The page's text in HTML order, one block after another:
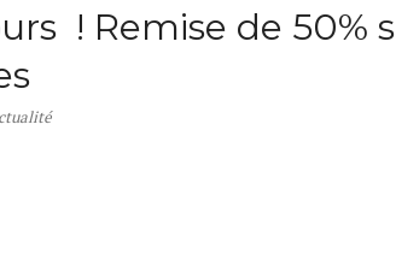
! Remise de 50%